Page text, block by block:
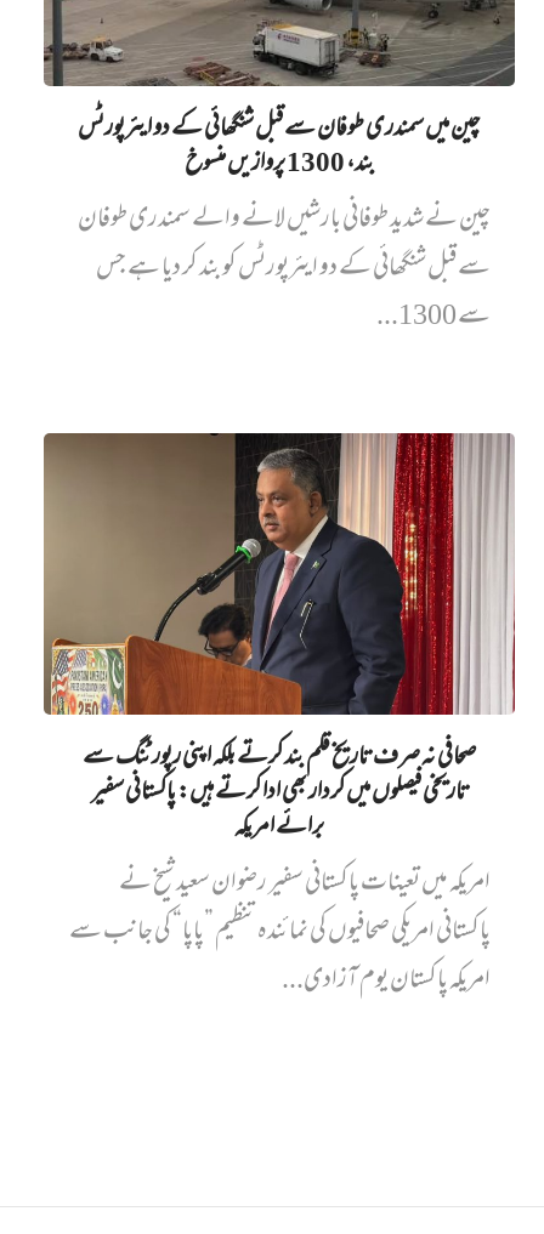
چین میں‌ سمندری طوفان سے قبل شنگھائی کے دو ایئرپورٹس
بند، 1300 پروازیں‌ منسوخ
چین نے شدید طوفانی بارشیں لانے والے سمندری طوفان
سے قبل شنگھائی کے دو ایئرپورٹس کو بند کر دیا ہے جس
سے 1300...
صحافی نہ صرف تاریخ قلم بند کرتے بلکہ اپنی رپورٹنگ سے
تاریخی فیصلوں میں کردار بھی ادا کرتے ہیں: پاکستانی سفیر
برائے امریکہ
امریکہ میں تعینات پاکستانی سفیر رضوان سعید شیخ نے
پاکستانی امریکی صحافیوں کی نمائندہ تنظیم ”پاپا“ کی جانب سے
امریکہ پاکستان یوم آزادی...